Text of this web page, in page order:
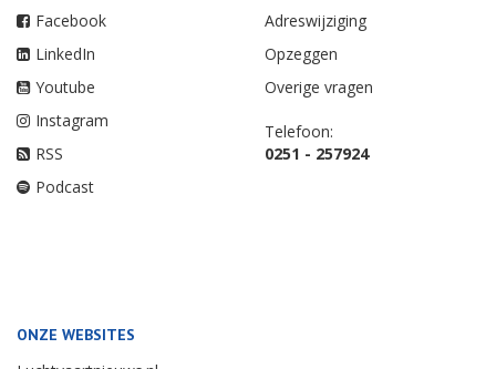
Facebook
LinkedIn
Youtube
Instagram
RSS
Podcast
Adreswijziging
Opzeggen
Overige vragen
Telefoon:
0251 - 257924
ONZE WEBSITES